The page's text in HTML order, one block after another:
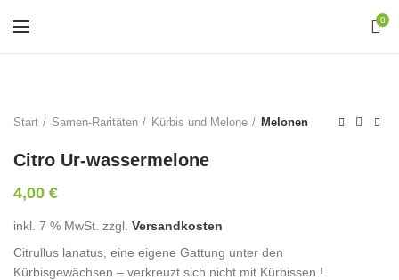
0
Start Samen-Raritäten Kürbis und Melone Melonen
Citro Ur-wassermelone
4,00 €
inkl. 7 % MwSt. zzgl. Versandkosten
Citrullus lanatus , eine eigene Gattung unter den
Kürbisgewächsen – verkreuzt sich nicht mit Kürbissen !